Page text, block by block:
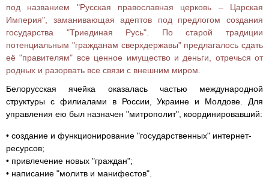
под названием "Русская православная церковь – Царская
Империя", заманивающая адептов под предлогом создания
государства "Триединая Русь". По старой традиции
потенциальным "гражданам сверхдержавы" предлагалось сдать
её "правителям" все ценное имущество и деньги, отречься от
родных и разорвать все связи с внешним миром.
Белорусская ячейка оказалась частью международной
структуры с филиалами в России, Украине и Молдове. Для
управления ею был назначен "митрополит", координировавший:
• создание и функционирование "государственных" интернет-
ресурсов;
• привлечение новых "граждан";
• написание "молитв и манифестов".